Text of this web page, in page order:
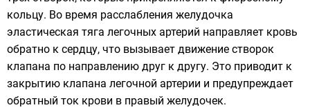
кольцу. Во время расслабления желудочка
эластическая тяга легочных артерий направляет кровь
обратно к сердцу, что вызывает движение створок
клапана по направлению друг к другу. Это приводит к
закрытию клапана легочной артерии и предупреждает
обратный ток крови в правый желудочек.